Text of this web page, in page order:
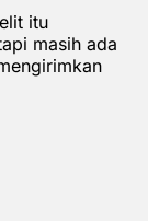
itu
masih ada